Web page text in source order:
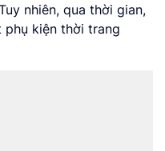
nhiên, qua thời gian,
kiện thời trang